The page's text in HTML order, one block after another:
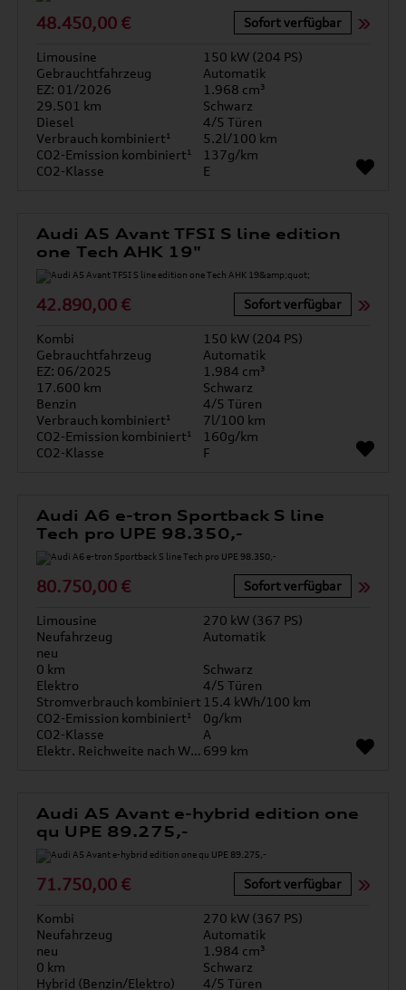
48.450,00 € Sofort verfügbar
Limousine
150 kW (204 PS)
Gebrauchtfahrzeug
Automatik
EZ: 01/2026
1.968 cm³
29.501 km
Schwarz
Diesel
4/5 Türen
Verbrauch kombiniert¹
5.2l/100 km
CO2-Emission kombiniert¹
137g/km
CO2-Klasse
E
Audi A5 Avant TFSI S line edition
one Tech AHK 19"
42.890,00 € Sofort verfügbar
Kombi
150 kW (204 PS)
Gebrauchtfahrzeug
Automatik
EZ: 06/2025
1.984 cm³
17.600 km
Schwarz
Benzin
4/5 Türen
Verbrauch kombiniert¹
7l/100 km
CO2-Emission kombiniert¹
160g/km
CO2-Klasse
F
Audi A6 e-tron Sportback S line
Tech pro UPE 98.350,-
80.750,00 € Sofort verfügbar
Limousine
270 kW (367 PS)
Neufahrzeug
Automatik
neu
0 km
Schwarz
Elektro
4/5 Türen
Stromverbrauch kombiniert 15.4 kWh/100 km
CO2-Emission kombiniert¹
0g/km
CO2-Klasse
A
Elektr. Reichweite nach WLTP* 699 km
Audi A5 Avant e-hybrid edition one
qu UPE 89.275,-
71.750,00 € Sofort verfügbar
Kombi
270 kW (367 PS)
Neufahrzeug
Automatik
neu
1.984 cm³
0 km
Schwarz
Hybrid (Benzin/Elektro)
4/5 Türen